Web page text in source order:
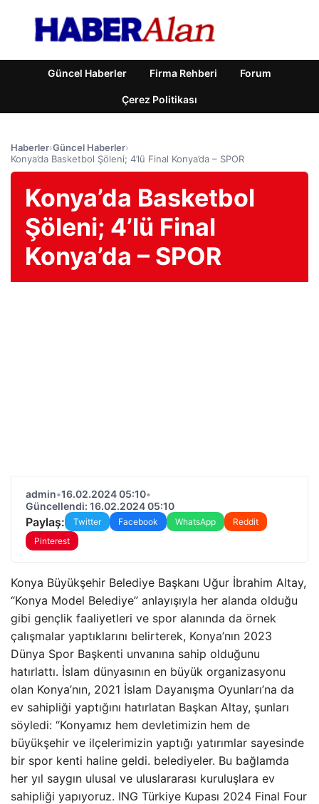
Güncel Haberler Firma Rehberi Forum
Çerez Politikası
Haberler›Güncel Haberler›
Konya’da Basketbol Şöleni; 4’lü Final Konya’da – SPOR
Konya’da Basketbol
Şöleni; 4’lü Final
Konya’da – SPOR
admin•16.02.2024 05:10•
Güncellendi: 16.02.2024 05:10
Paylaş: Twitter Facebook WhatsApp
Reddit
Pinterest
Konya Büyükşehir Belediye Başkanı Uğur İbrahim Altay,
“Konya Model Belediye” anlayışıyla her alanda olduğu
gibi gençlik faaliyetleri ve spor alanında da örnek
çalışmalar yaptıklarını belirterek, Konya’nın 2023
Dünya Spor Başkenti unvanına sahip olduğunu
hatırlattı. İslam dünyasının en büyük organizasyonu
olan Konya’nın, 2021 İslam Dayanışma Oyunları’na da
ev sahipliği yaptığını hatırlatan Başkan Altay, şunları
söyledi: “Konyamız hem devletimizin hem de
büyükşehir ve ilçelerimizin yaptığı yatırımlar sayesinde
bir spor kenti haline geldi. belediyeler. Bu bağlamda
her yıl saygın ulusal ve uluslararası kuruluşlara ev
sahipliği yapıyoruz. ING Türkiye Kupası 2024 Final Four